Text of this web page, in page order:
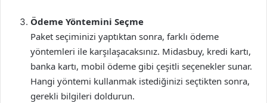
Ödeme Yöntemini Seçme
Paket seçiminizi yaptıktan sonra, farklı ödeme
yöntemleri ile karşılaşacaksınız. Midasbuy, kredi kartı,
banka kartı, mobil ödeme gibi çeşitli seçenekler sunar.
Hangi yöntemi kullanmak istediğinizi seçtikten sonra,
gerekli bilgileri doldurun.